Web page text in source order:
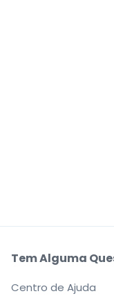
Tem Alguma
Centro de Ajuda